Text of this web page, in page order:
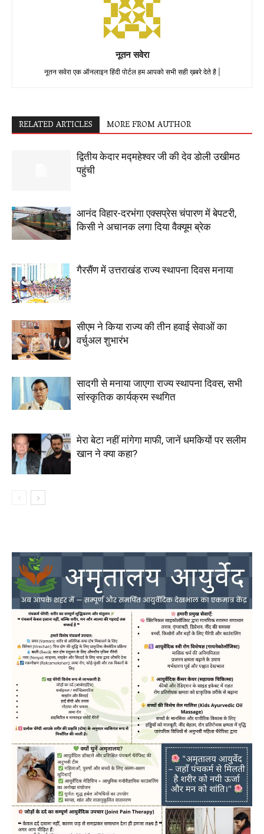
नूतन सवेरा
नूतन सवेरा एक ऑनलाइन हिंदी पोर्टल हम आपको सभी सही ख़बरे देते है |
RELATED ARTICLES MORE FROM AUTHOR
द्वितीय केदार मद्महेश्वर जी की देव डोली उखीमठ
पहुंची
आनंद विहार-दरभंगा एक्सप्रेस चंपारण में बेपटरी,
किसी ने अचानक लगा दिया वैक्यूम ब्रेक
गैरसैंण में उत्तराखंड राज्य स्थापना दिवस मनाया
सीएम ने किया राज्य की तीन हवाई सेवाओं का
वर्चुअल शुभारंभ
सादगी से मनाया जाएगा राज्य स्थापना दिवस, सभी
सांस्कृतिक कार्यक्रम स्थगित
मेरा बेटा नहीं मांगेगा माफी, जानें धमकियों पर सलीम
खान ने क्या कहा?